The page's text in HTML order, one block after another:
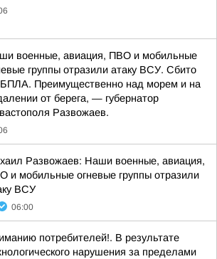
военные, авиация, ПВО и мобильные
группы отразили атаку ВСУ. Сбито
Преимущественно над морем и на
от берега, — губернатор
Развожаев.
Развожаев: Наши военные, авиация,
и мобильные огневые группы отразили
ВСУ
06:00
потребителей!. В результате
нарушения за пределами